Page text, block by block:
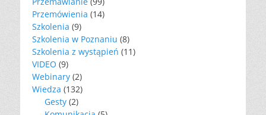
Przemówienia (14)
Szkolenia (9)
Szkolenia w Poznaniu (8)
Szkolenia z wystąpień (11)
VIDEO (9)
Webinary (2)
Wiedza (132)
Gesty (2)